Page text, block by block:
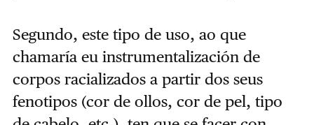
Segundo, este tipo de uso, ao que
chamaría eu instrumentalización de
corpos racializados a partir dos seus
fenotipos (cor de ollos, cor de pel, tipo